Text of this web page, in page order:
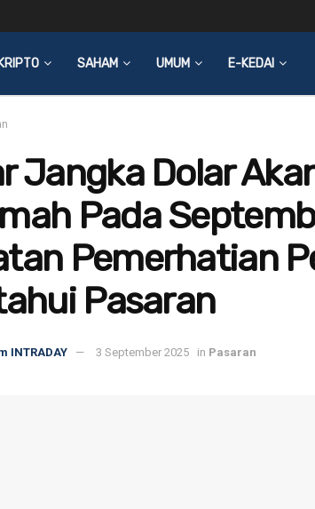
KRIPTO SAHAM UMUM E-KEDAI
Jangka Dolar
Pada
Pemerhatian
Pasaran
INTRADAY 3 September 2025 in Pasaran